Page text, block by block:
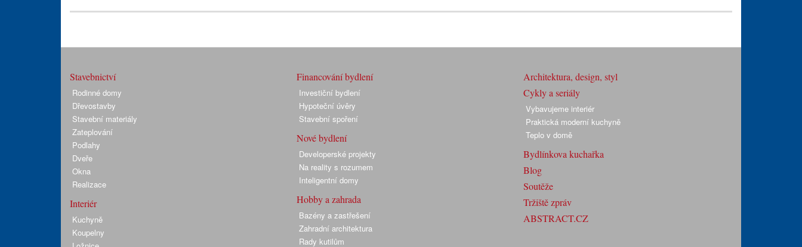
Stavebnictví
Rodinné domy
Dřevostavby
Stavební materiály
Zateplování
Podlahy
Dveře
Okna
Realizace
Interiér
Kuchyně
Koupelny
Financování bydlení
Investiční bydlení
Hypoteční úvěry
Stavební spoření
Nové bydlení
Developerské projekty
Na reality s rozumem
Inteligentní domy
Hobby a zahrada
Bazény a zastřešení
Zahradní architektura
Rady kutilům
Architektura, design, styl
Cykly a seriály
Vybavujeme interiér
Praktická moderní kuchyně
Teplo v domě
Bydlínkova kuchařka
Blog
Soutěže
Tržiště zpráv
ABSTRACT.CZ